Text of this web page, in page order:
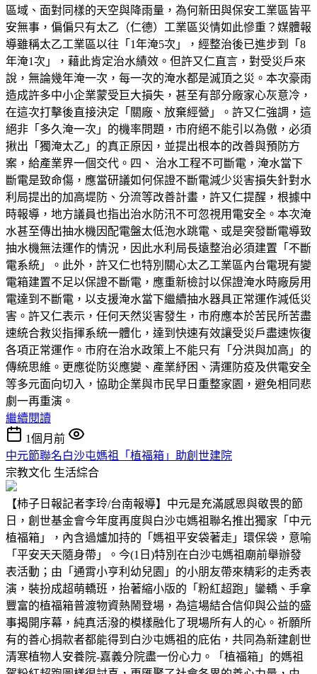
區域、面對同樣的天空與降雨量，為何新田與保安工業區皆平
安無事，偏偏只有太乙（仁德）工業區災情如此慘重？媒體報
導雖稱太乙工業區以往「1年淹5次」，經整治後已進步到「8
年淹1次」，藉此肯定治水績效。但許又仁直言，對受災戶來
說，無論幾年淹一次，每一次的淹水都是滅頂之災。本次豪雨
造成許多中小企業蒙受巨大損失，甚至有部分廠家心灰意冷，
在這次打擊後直接決定「關廠、放棄經營」。許又仁強調，這
絕非「多久淹一次」的機率問題，市府絕不能引以為傲，必須
揪出「獨淹太乙」的真正原因，並提出根本的改善與預防方
案，給產業界一個交代。四、 治水工程不可斷電，淹水當下
斷電是致命傷，應當研議如何保證不斷電減少災害損失針對水
利局提出的加高堤防、分流等改善計畫，許又仁提醒，根據中
時報導，地方議員也指出治水防汛不可忽視用電安全。本次淹
水甚至傳出抽水機因配電盤太低泡水跳電、或是突發斷電導致
抽水機無法運作的情況，因此水利局長遠整治必須建置「不斷
電系統」。此外，許又仁也特別關心太乙工業區內台電現有變
電箱建置不足以保證不斷電，應重新檢討以保證淹水時廠房用
電達到不斷電，以支援淹水當下繼續抽水器具正常運作減低災
害。許又仁表示，任何天然災害發生，市府應本於苦民所苦盡
速統合救災指揮系統一體化，達到快速有效讓受災戶盡速恢復
各項正常運作。市府在治水政策上不能只有「分洪與加高」的
傳統思維。更應從防災應變、產業紓困、清運防疫及供電安全
等多元面向切入，協助企業與市民早日重整家園，避免相同悲
劇一再重演。
繼續閱讀
1個月前
中元節聯名白沙屯媽祖「植福箱」助創世建院
宗教文化 生活綜合
【柿子日報記者李玲/台南報導】中元是充滿感恩與敬畏的節
日，創世基金會今年度再度與白沙屯媽祖聯名推出獨家「中元
植福箱」，內含過爐加持的「媽祖平安袋著走」環保袋，意喻
「平安天天隨身帶」。今(1日)特別在白沙屯媽祖廟前舉辦發
表活動；由「通霄小亨利幼兒園」的小朋友帶來精彩的走秀表
演，裝扮成超萌轎班，抬著縮小版的「粉紅超跑」鑾轎、手拿
豐富的植福箱普渡物資熱鬧登場，為這場結合信仰與公益的盛
事揭開序幕，純真活潑的模樣融化了現場所有人的心。祈願所
有的善心捐款者都能得到白沙屯媽祖的庇佑，共同為新建創世
清寒植物人安養院-嘉義分院盡一份心力。「植福箱」的媽祖